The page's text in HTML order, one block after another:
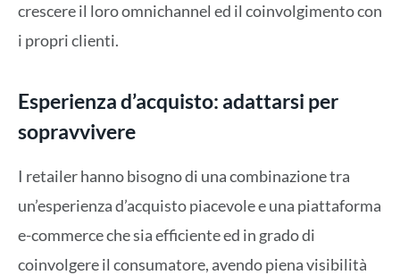
crescere il loro omnichannel ed il coinvolgimento con
i propri clienti.
Esperienza d’acquisto: adattarsi per
sopravvivere
I retailer hanno bisogno di una combinazione tra
un’esperienza d’acquisto piacevole e una piattaforma
e-commerce che sia efficiente ed in grado di
coinvolgere il consumatore, avendo piena visibilità